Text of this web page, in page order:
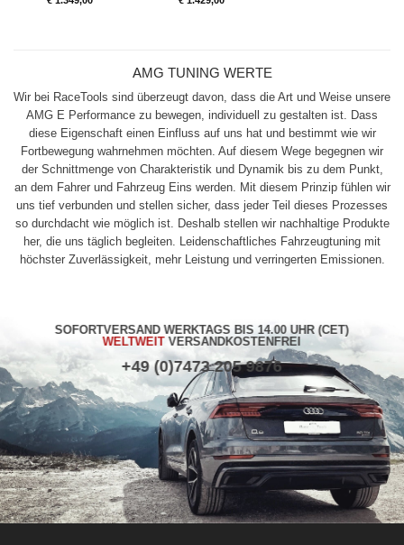
AMG TUNING WERTE
Wir bei RaceTools sind überzeugt davon, dass die Art und Weise unsere
AMG E Performance zu bewegen, individuell zu gestalten ist. Dass
diese Eigenschaft einen Einfluss auf uns hat und bestimmt wie wir
Fortbewegung wahrnehmen möchten. Auf diesem Wege begegnen wir
der Schnittmenge von Charakteristik und Dynamik bis zu dem Punkt,
an dem Fahrer und Fahrzeug Eins werden. Mit diesem Prinzip fühlen wir
uns tief verbunden und stellen sicher, dass jeder Teil dieses Prozesses
so durchdacht wie möglich ist. Deshalb stellen wir nachhaltige Produkte
her, die uns täglich begleiten. Leidenschaftliches Fahrzeugtuning mit
höchster Zuverlässigkeit, mehr Leistung und verringerten Emissionen.
SOFORTVERSAND WERKTAGS BIS 14.00 UHR (CET)
WELTWEITVERSANDKOSTENFREI
+49 (0)7473 205 9876